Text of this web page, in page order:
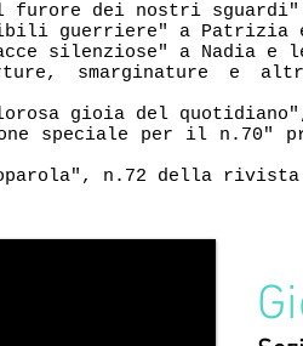
furore dei nostri
guerriere" a
silenziose" a Nadia
smarginature e
gioia del
speciale per il n.70"
n.72 della rivista